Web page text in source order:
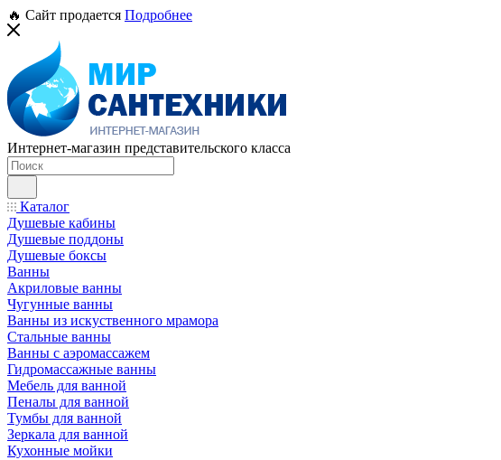
🔥 Сайт продается Подробнее
Интернет-магазин представительского класса
Каталог
Душевые кабины
Душевые поддоны
Душевые боксы
Ванны
Акриловые ванны
Чугунные ванны
Ванны из искуственного мрамора
Стальные ванны
Ванны с аэромассажем
Гидромассажные ванны
Мебель для ванной
Пеналы для ванной
Тумбы для ванной
Зеркала для ванной
Кухонные мойки